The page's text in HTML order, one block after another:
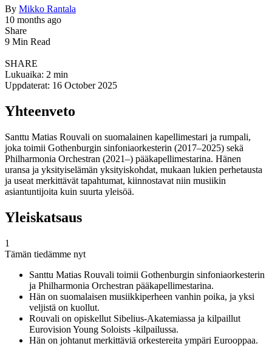
By Mikko Rantala
10 months ago
Share
9 Min Read
SHARE
Lukuaika: 2 min
Uppdaterat: 16 October 2025
Yhteenveto
Santtu Matias Rouvali on suomalainen kapellimestari ja rumpali,
joka toimii Gothenburgin sinfoniaorkesterin (2017–2025) sekä
Philharmonia Orchestran (2021–) pääkapellimestarina. Hänen
uransa ja yksityiselämän yksityiskohdat, mukaan lukien perhetausta
ja useat merkittävät tapahtumat, kiinnostavat niin musiikin
asiantuntijoita kuin suurta yleisöä.
Yleiskatsaus
1
Tämän tiedämme nyt
Santtu Matias Rouvali toimii Gothenburgin sinfoniaorkesterin
ja Philharmonia Orchestran pääkapellimestarina.
Hän on suomalaisen musiikkiperheen vanhin poika, ja yksi
veljistä on kuollut.
Rouvali on opiskellut Sibelius-Akatemiassa ja kilpaillut
Eurovision Young Soloists -kilpailussa.
Hän on johtanut merkittäviä orkestereita ympäri Eurooppaa.